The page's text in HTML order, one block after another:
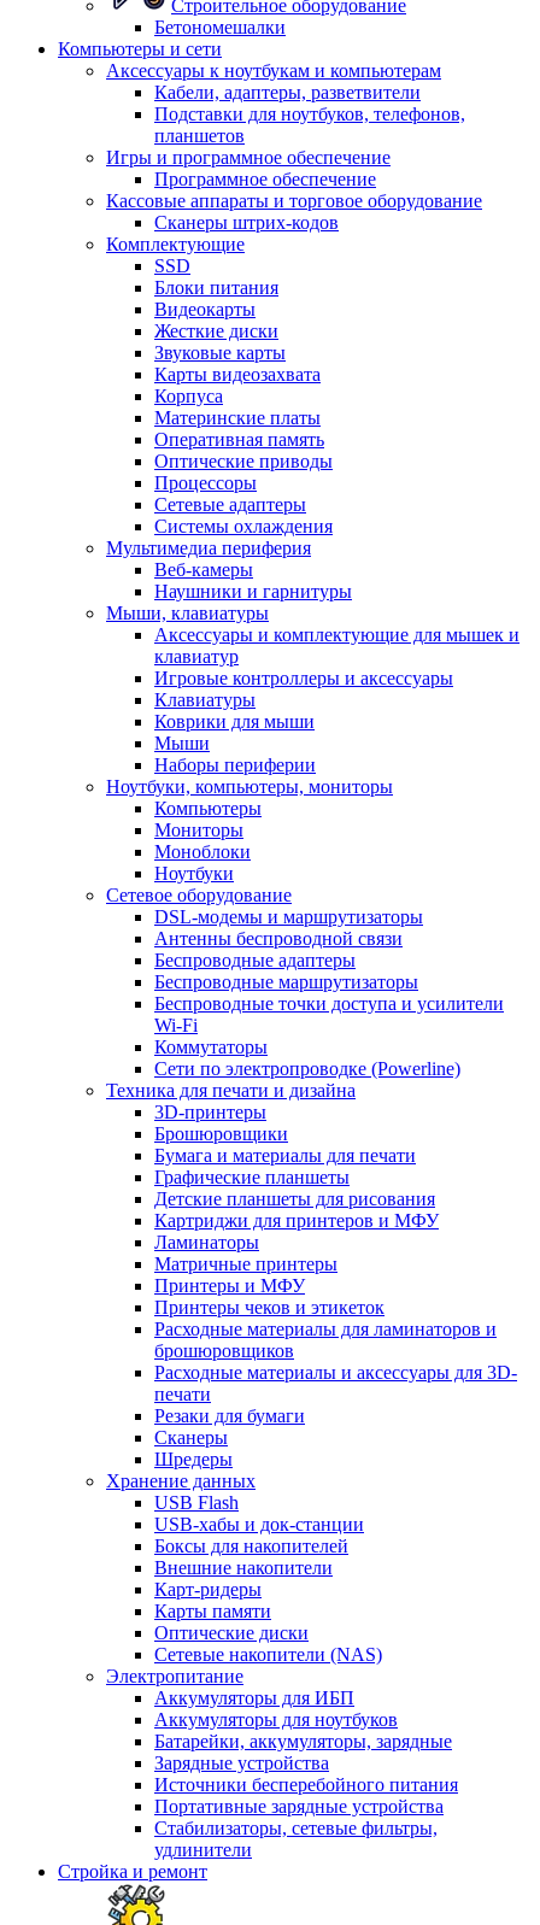
Строительное оборудование
Бетономешалки
Компьютеры и сети
Аксессуары к ноутбукам и компьютерам
Кабели, адаптеры, разветвители
Подставки для ноутбуков, телефонов,
планшетов
Игры и программное обеспечение
Программное обеспечение
Кассовые аппараты и торговое оборудование
Сканеры штрих-кодов
Комплектующие
SSD
Блоки питания
Видеокарты
Жесткие диски
Звуковые карты
Карты видеозахвата
Корпуса
Материнские платы
Оперативная память
Оптические приводы
Процессоры
Сетевые адаптеры
Системы охлаждения
Мультимедиа периферия
Веб-камеры
Наушники и гарнитуры
Мыши, клавиатуры
Аксессуары и комплектующие для мышек и
клавиатур
Игровые контроллеры и аксессуары
Клавиатуры
Коврики для мыши
Мыши
Наборы периферии
Ноутбуки, компьютеры, мониторы
Компьютеры
Мониторы
Моноблоки
Ноутбуки
Сетевое оборудование
DSL-модемы и маршрутизаторы
Антенны беспроводной связи
Беспроводные адаптеры
Беспроводные маршрутизаторы
Беспроводные точки доступа и усилители
Wi-Fi
Коммутаторы
Сети по электропроводке (Powerline)
Техника для печати и дизайна
3D-принтеры
Брошюровщики
Бумага и материалы для печати
Графические планшеты
Детские планшеты для рисования
Картриджи для принтеров и МФУ
Ламинаторы
Матричные принтеры
Принтеры и МФУ
Принтеры чеков и этикеток
Расходные материалы для ламинаторов и
брошюровщиков
Расходные материалы и аксессуары для 3D-
печати
Резаки для бумаги
Сканеры
Шредеры
Хранение данных
USB Flash
USB-хабы и док-станции
Боксы для накопителей
Внешние накопители
Карт-ридеры
Карты памяти
Оптические диски
Сетевые накопители (NAS)
Электропитание
Аккумуляторы для ИБП
Аккумуляторы для ноутбуков
Батарейки, аккумуляторы, зарядные
Зарядные устройства
Источники бесперебойного питания
Портативные зарядные устройства
Стабилизаторы, сетевые фильтры,
удлинители
Стройка и ремонт